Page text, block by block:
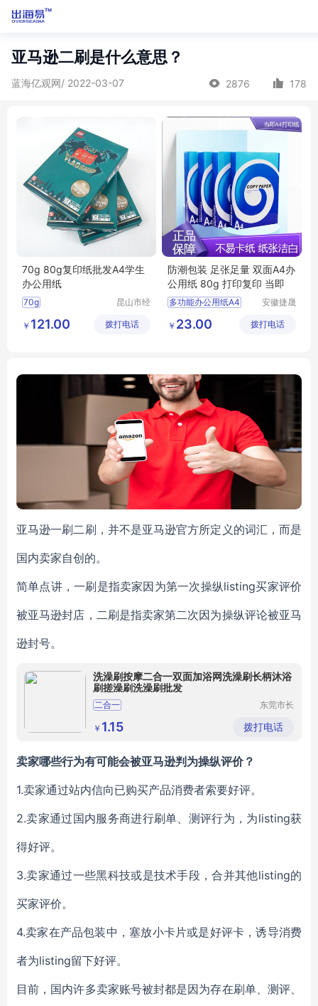
亚马逊二刷是什么意思？
蓝海亿观网/ 2022-03-07 2876 178
70g 80g复印纸批发A4学生
办公用纸
70g
供应
办公文教
昆山市经
发区万仕
￥ 121.00 拨打电话
防潮包装 足张足量 双面A4办
公用纸 80g 打印复印 当即
多功能办公用纸A4
双面A4办公用纸
安徽捷晟
公司
￥ 23.00 拨打电话
亚马逊一刷二刷，并不是亚马逊官方所定义的词汇，而是
国内卖家自创的。
简单点讲，一刷是指卖家因为第一次操纵listing买家评价
被亚马逊封店，二刷是指卖家第二次因为操纵评论被亚马
逊封号。
洗澡刷按摩二合一双面加浴网洗澡刷长柄沐浴
刷搓澡刷洗澡刷批发
二合一
东莞市长
金塑胶制
品厂（个
￥ 1.15 拨打电话
卖家哪些行为有可能会被亚马逊判为操纵评价？
1.卖家通过站内信向已购买产品消费者索要好评。
2.卖家通过国内服务商进行刷单、测评行为，为listing获
得好评。
3.卖家通过一些黑科技或是技术手段，合并其他listing的
买家评价。
4.卖家在产品包装中，塞放小卡片或是好评卡，诱导消费
者为listing留下好评。
目前，国内许多卖家账号被封都是因为存在刷单、测评、